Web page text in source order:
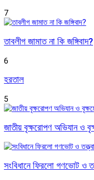
7
তাবলীগ জামাত না কি জঙ্গিবাদ?
6
হরতাল
5
জাতীয় বৃক্ষরোপণ অভিযান ও
সংবিধানে ফিরলো গণভোট ও